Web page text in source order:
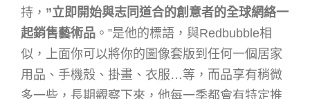
持， ”立即開始與志同道合的創意者的全球網絡一
起銷售藝術品 。”是他的標語，與Redbubble相
似，上面你可以將你的圖像套版到任何一個居家
用品、手機殼、掛畫、衣服…等，而品享有稍微
多一些，長期觀察下來，他每一季都會有特定推